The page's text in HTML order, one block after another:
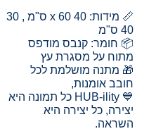
📏 מידות: 40 x 60 ס"מ , 30
40 ס"מ
📦 חומר: קנבס מודפס
מתוח על מסגרת עץ
🎁 מתנה מושלמת לכל
חובב אומנות,
💙 HUB-ility כל תמונה היא
יצירה, כל יצירה היא
השראה.